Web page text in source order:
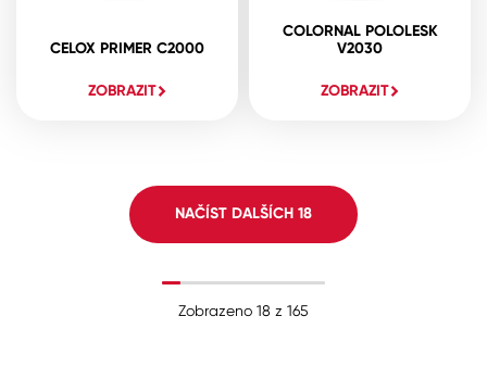
CELOX PRIMER C2000
ZOBRAZIT
COLORNAL POLOLESK
V2030
ZOBRAZIT
NAČÍST DALŠÍCH 18
Zobrazeno 18 z 165